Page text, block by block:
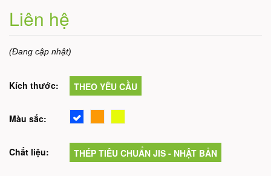
Liên hệ
(Đang cập nhật)
Kích thước: THEO YÊU CẦU
Màu sắc:
Chất liệu: THÉP TIÊU CHUẨN JIS - NHẬT BẢN